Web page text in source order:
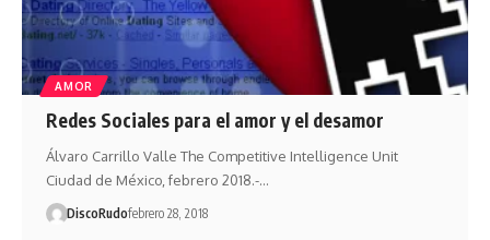
AMOR
Redes Sociales para el amor y el desamor
Álvaro Carrillo Valle The Competitive Intelligence Unit
Ciudad de México, febrero 2018.-…
DiscoRudofebrero 28, 2018